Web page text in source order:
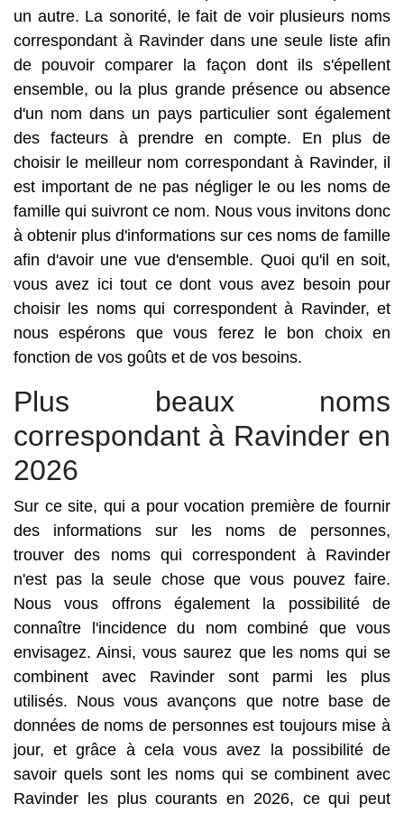
un autre. La sonorité, le fait de voir plusieurs noms
correspondant à Ravinder dans une seule liste afin
de pouvoir comparer la façon dont ils s'épellent
ensemble, ou la plus grande présence ou absence
d'un nom dans un pays particulier sont également
des facteurs à prendre en compte. En plus de
choisir le meilleur nom correspondant à Ravinder, il
est important de ne pas négliger le ou les noms de
famille qui suivront ce nom. Nous vous invitons donc
à obtenir plus d'informations sur ces noms de famille
afin d'avoir une vue d'ensemble. Quoi qu'il en soit,
vous avez ici tout ce dont vous avez besoin pour
choisir les noms qui correspondent à Ravinder, et
nous espérons que vous ferez le bon choix en
fonction de vos goûts et de vos besoins.
Plus beaux noms
correspondant à Ravinder en
2026
Sur ce site, qui a pour vocation première de fournir
des informations sur les noms de personnes,
trouver des noms qui correspondent à Ravinder
n'est pas la seule chose que vous pouvez faire.
Nous vous offrons également la possibilité de
connaître l'incidence du nom combiné que vous
envisagez. Ainsi, vous saurez que les noms qui se
combinent avec Ravinder sont parmi les plus
utilisés. Nous vous avançons que notre base de
données de noms de personnes est toujours mise à
jour, et grâce à cela vous avez la possibilité de
savoir quels sont les noms qui se combinent avec
Ravinder les plus courants en 2026, ce qui peut